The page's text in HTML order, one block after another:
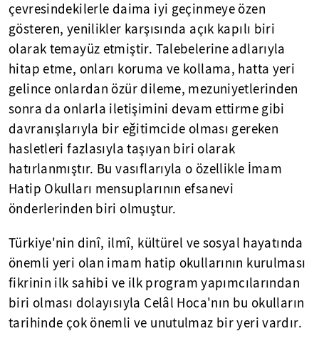
çevresindekilerle daima iyi geçinmeye özen
gösteren, yenilikler karşısında açık kapılı biri
olarak temayüz etmiştir. Talebelerine adlarıyla
hitap etme, onları koruma ve kollama, hatta yeri
gelince onlardan özür dileme, mezuniyetlerinden
sonra da onlarla iletişimini devam ettirme gibi
davranışlarıyla bir eğitimcide olması gereken
hasletleri fazlasıyla taşıyan biri olarak
hatırlanmıştır. Bu vasıflarıyla o özellikle İmam
Hatip Okulları mensuplarının efsanevi
önderlerinden biri olmuştur.
Türkiye'nin dinî, ilmî, kültürel ve sosyal hayatında
önemli yeri olan imam hatip okullarının kurulması
fikrinin ilk sahibi ve ilk program yapımcılarından
biri olması dolayısıyla Celâl Hoca'nın bu okulların
tarihinde çok önemli ve unutulmaz bir yeri vardır.